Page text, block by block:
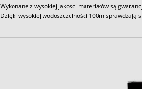
Wykonane z wysokiej jakości materiałów są
Dzięki wysokiej wodoszczelności 100m sprawdzają